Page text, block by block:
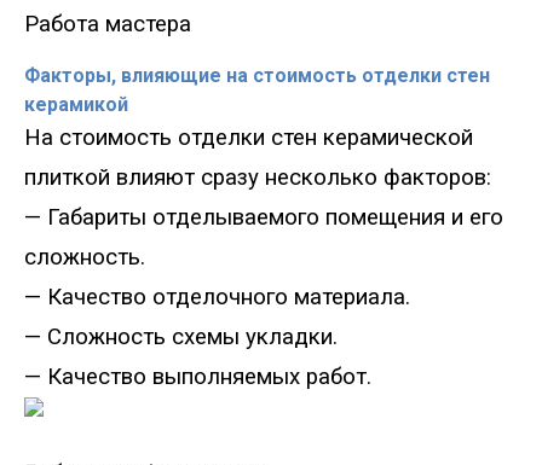
Работа мастера
Факторы, влияющие на стоимость отделки стен
керамикой
На стоимость отделки стен керамической
плиткой влияют сразу несколько факторов:
— Габариты отделываемого помещения и его
сложность.
— Качество отделочного материала.
— Сложность схемы укладки.
— Качество выполняемых работ.